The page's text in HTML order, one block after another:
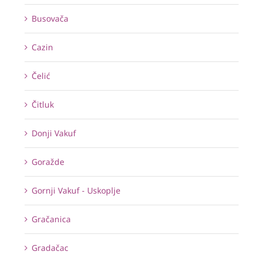
Busovača
Cazin
Čelić
Čitluk
Donji Vakuf
Goražde
Gornji Vakuf - Uskoplje
Gračanica
Gradačac